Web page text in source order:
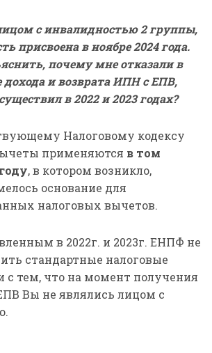
с инвалидностью 2 группы,
присвоена в ноябре 2024 года.
почему мне отказали в
дохода и возврата ИПН с ЕПВ,
в 2022 и 2023 годах?
Налоговому кодексу
применяются в том
, в котором возникло,
основание для
налоговых вычетов.
в 2022г. и 2023г. ЕНПФ не
стандартные налоговые
с тем, что на момент получения
Вы не являлись лицом с